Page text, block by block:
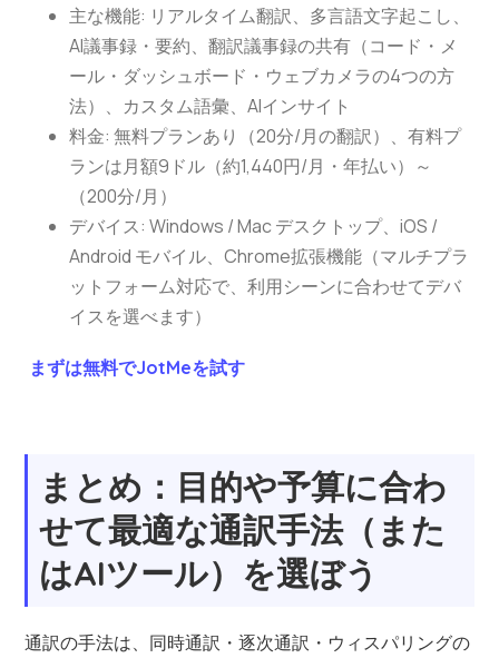
主な機能: リアルタイム翻訳、多言語文字起こし、
AI議事録・要約、翻訳議事録の共有（コード・メ
ール・ダッシュボード・ウェブカメラの4つの方
法）、カスタム語彙、AIインサイト
料金: 無料プランあり（20分/月の翻訳）、有料プ
ランは月額9ドル（約1,440円/月・年払い）～
（200分/月）
デバイス: Windows / Mac デスクトップ、iOS /
Android モバイル、Chrome拡張機能（マルチプラ
ットフォーム対応で、利用シーンに合わせてデバ
イスを選べます）
まずは無料でJotMeを試す
まとめ：目的や予算に合わ
せて最適な通訳手法（また
はAIツール）を選ぼう
通訳の手法は、同時通訳・逐次通訳・ウィスパリングの